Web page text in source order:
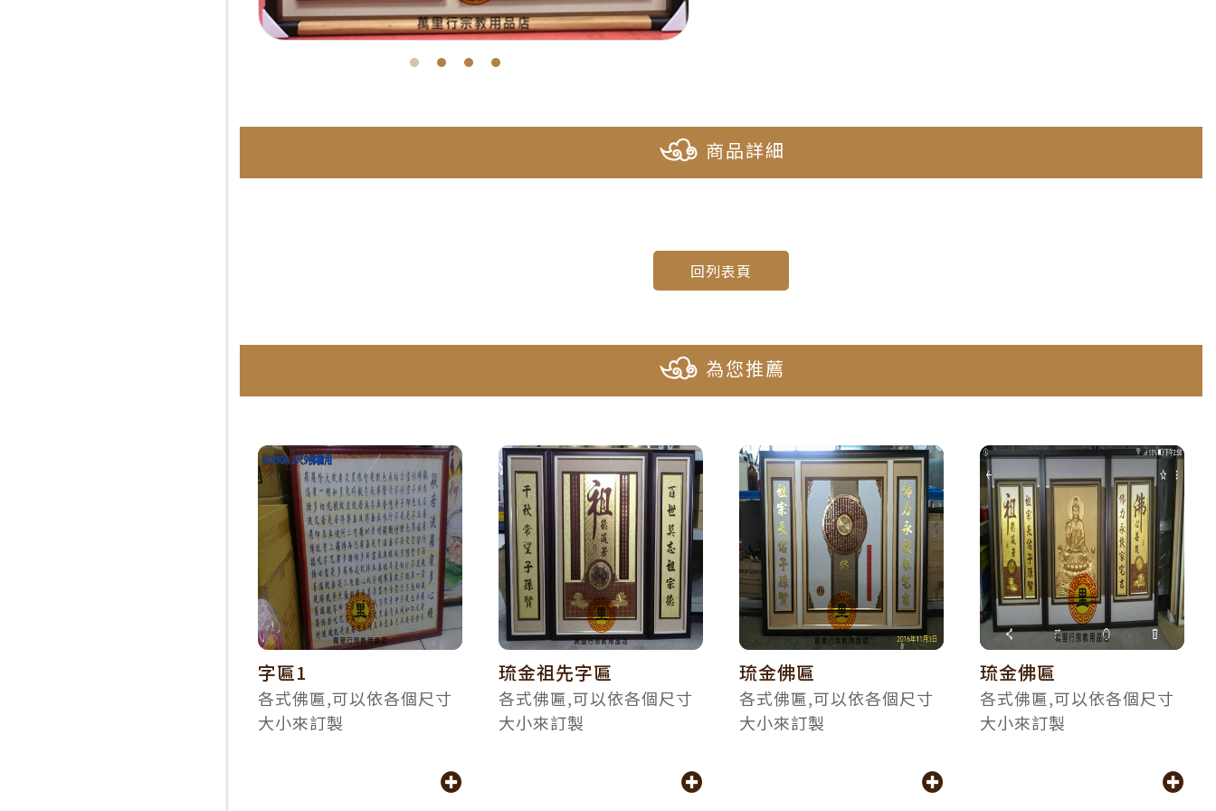
商品詳細
回列表頁
為您推薦
字匾1
各式佛匾,可以依各個尺寸
大小來訂製
琉金祖先字匾
各式佛匾,可以依各個尺寸
大小來訂製
琉金佛匾
各式佛匾,可以依各個尺寸
大小來訂製
琉金佛匾
各式佛匾,可以依各個尺寸
大小來訂製